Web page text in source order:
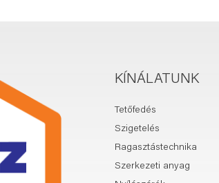
KÍNÁLATUNK
Tetőfedés
Szigetelés
Ragasztástechnika
Szerkezeti anyag